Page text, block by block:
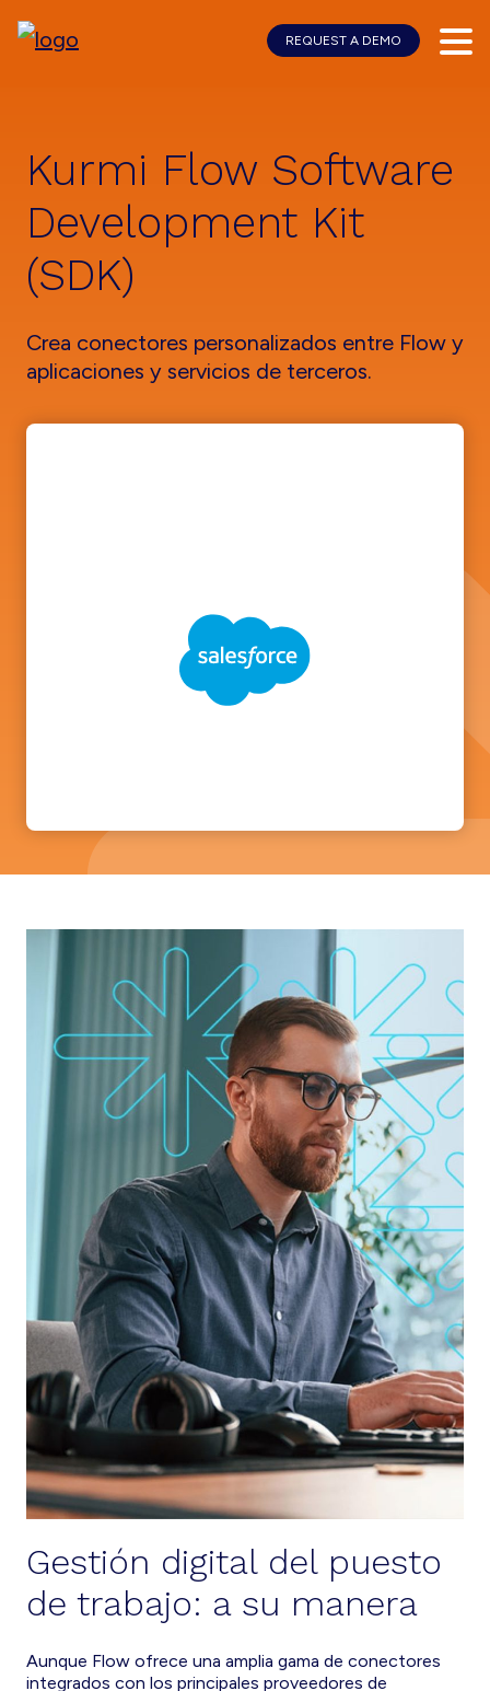
Kurmi Flow Software
Development Kit
(SDK)
Crea conectores personalizados entre Flow y
aplicaciones y servicios de terceros.
Gestión digital del puesto
de trabajo: a su manera
Aunque Flow ofrece una amplia gama de conectores
integrados con los principales proveedores de
REQUEST A DEMO